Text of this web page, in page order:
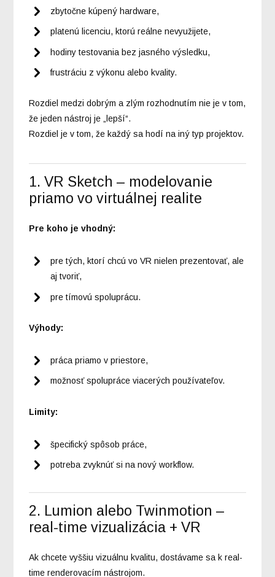
zbytočne kúpený hardware,
platenú licenciu, ktorú reálne nevyužijete,
hodiny testovania bez jasného výsledku,
frustráciu z výkonu alebo kvality.
Rozdiel medzi dobrým a zlým rozhodnutím nie je v tom,
že jeden nástroj je „lepší“.
Rozdiel je v tom, že každý sa hodí na iný typ projektov.
1. VR Sketch – modelovanie
priamo vo virtuálnej realite
Pre koho je vhodný:
pre tých, ktorí chcú vo VR nielen prezentovať, ale
aj tvoriť,
pre tímovú spoluprácu.
Výhody:
práca priamo v priestore,
možnosť spolupráce viacerých používateľov.
Limity:
špecifický spôsob práce,
potreba zvyknúť si na nový workflow.
2. Lumion alebo Twinmotion –
real-time vizualizácia + VR
Ak chcete vyššiu vizuálnu kvalitu, dostávame sa k real-
time renderovacím nástrojom.